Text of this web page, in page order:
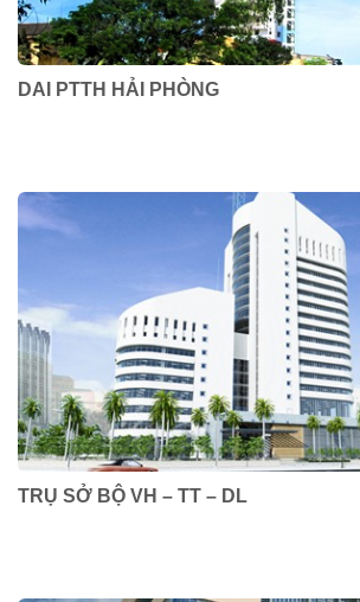
DAI PTTH HẢI PHÒNG
TRỤ SỞ BỘ VH – TT – DL